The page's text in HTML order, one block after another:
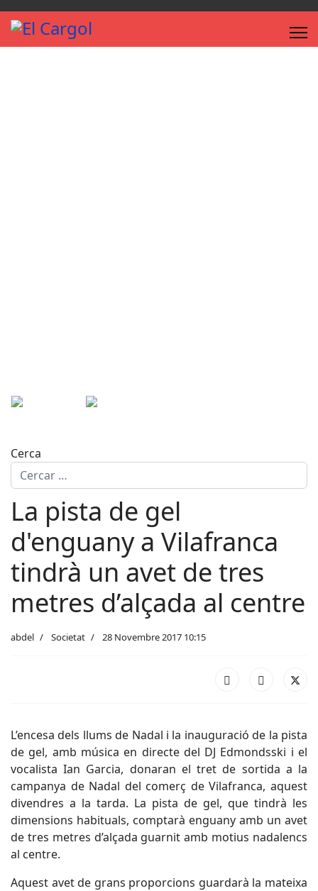
Cerca
La pista de gel
d'enguany a Vilafranca
tindrà un avet de tres
metres d’alçada al centre
abdel Societat 28 Novembre 2017 10:15
L’encesa dels llums de Nadal i la inauguració de la pista
de gel, amb música en directe del DJ Edmondsski i el
vocalista Ian Garcia, donaran el tret de sortida a la
campanya de Nadal del comerç de Vilafranca, aquest
divendres a la tarda. La pista de gel, que tindrà les
dimensions habituals, comptarà enguany amb un avet
de tres metres d’alçada guarnit amb motius nadalencs
al centre.
Aquest avet de grans proporcions guardarà la mateixa